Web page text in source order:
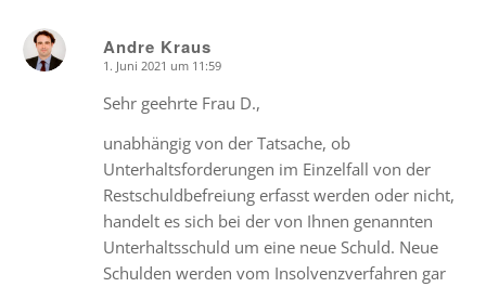
Andre Kraus
1. Juni 2021 um 11:59
Sehr geehrte Frau D.,
unabhängig von der Tatsache, ob
Unterhaltsforderungen im Einzelfall von der
Restschuldbefreiung erfasst werden oder nicht,
handelt es sich bei der von Ihnen genannten
Unterhaltsschuld um eine neue Schuld. Neue
Schulden werden vom Insolvenzverfahren gar